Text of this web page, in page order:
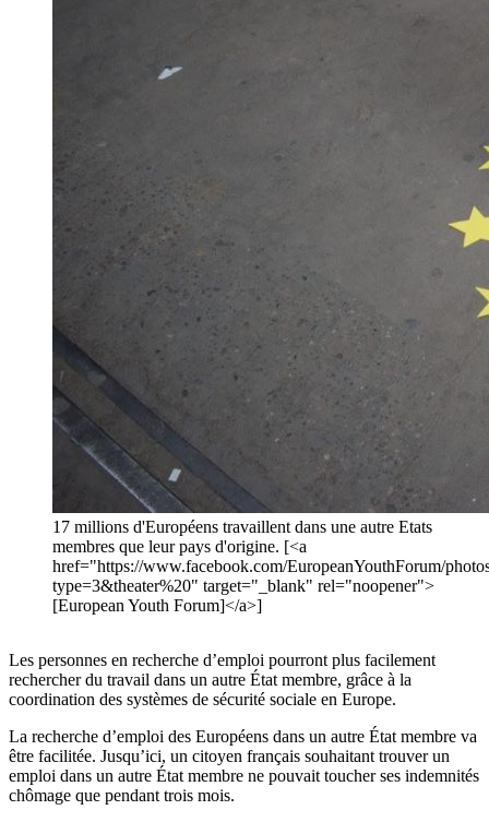
17 millions d'Européens travaillent dans une autre Etats
membres que leur pays d'origine. [<a
href="https://www.facebook.com/EuropeanYouthForum/
type=3&theater%20" target="_blank" rel="noopener">
[European Youth Forum]</a>]
Les personnes en recherche d’emploi pourront plus facilement
rechercher du travail dans un autre État membre, grâce à la
coordination des systèmes de sécurité sociale en Europe.
La recherche d’emploi des Européens dans un autre État membre va
être facilitée. Jusqu’ici, un citoyen français souhaitant trouver un
emploi dans un autre État membre ne pouvait toucher ses indemnités
chômage que pendant trois mois.